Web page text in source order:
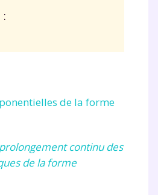
:
de la forme
continu des
de la forme